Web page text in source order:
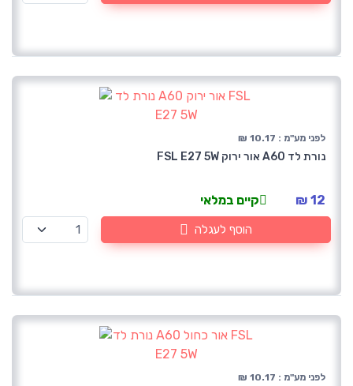
לפני מע"מ : 10.17 ₪
נורת לד A60 אור ירוק FSL E27 5W
12 ₪ קיים במלאי
הוסף לעגלה
לפני מע"מ : 10.17 ₪